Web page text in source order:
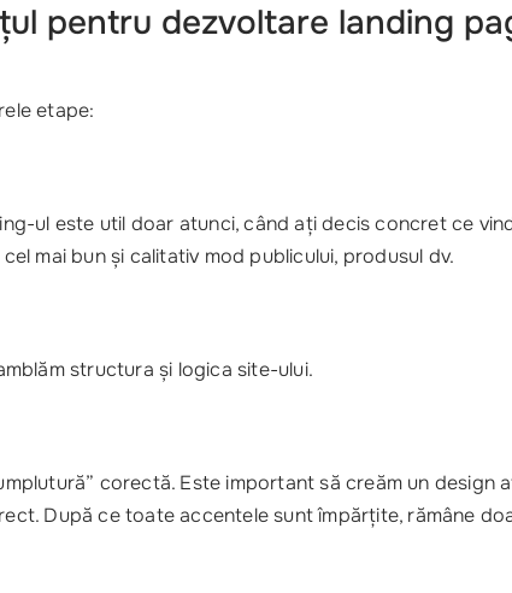
pentru dezvoltare landing
etape:
ul este util doar atunci, când ați decis concret ce
mai bun și calitativ mod publicului, produsul dv.
structura și logica site-ului.
corectă. Este important să creăm un design
După ce toate accentele sunt împărțite, rămâne